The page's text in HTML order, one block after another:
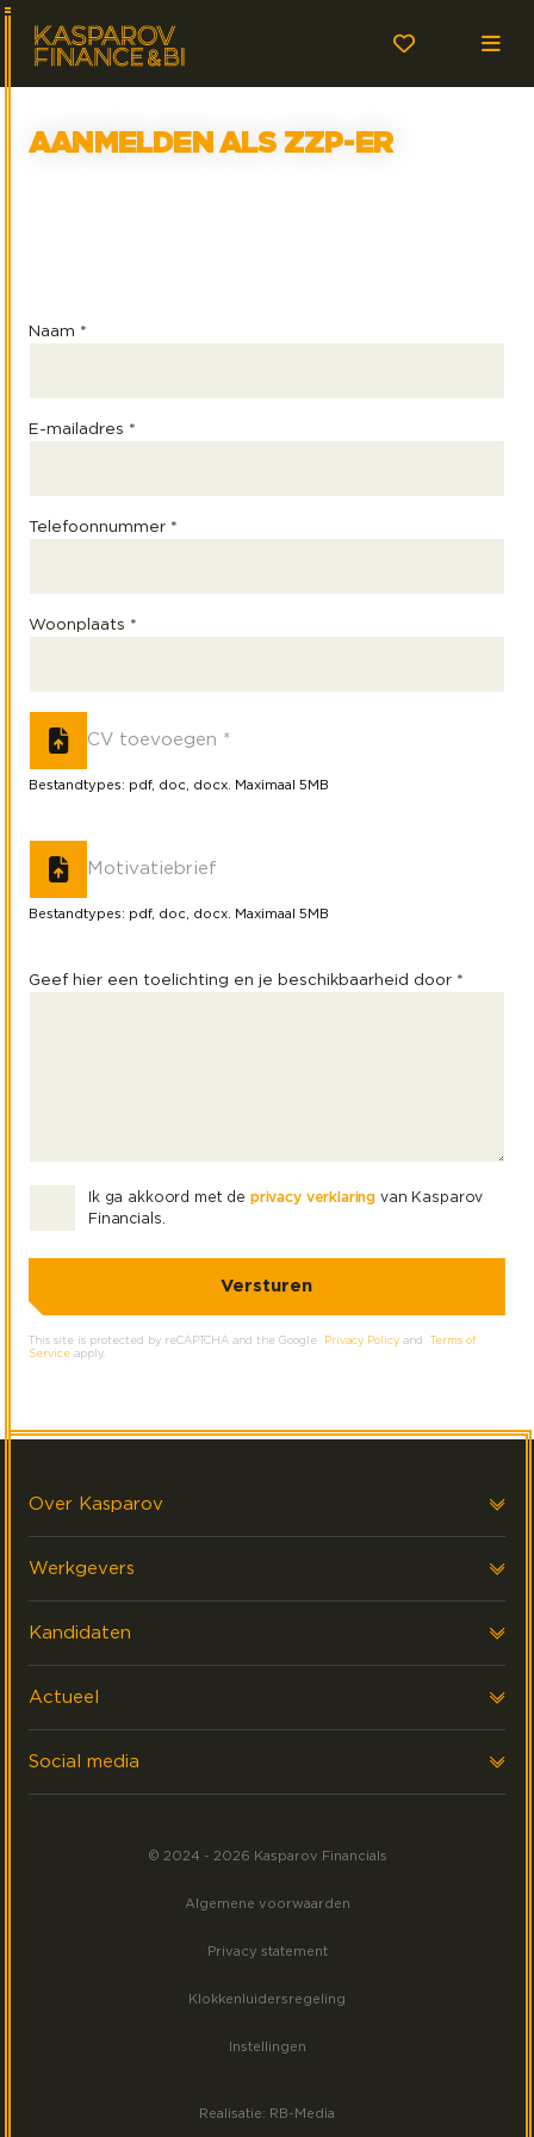
AANMELDEN ALS ZZP-ER
Naam *
E-mailadres *
Telefoonnummer *
Woonplaats *
CV toevoegen *
Bestandtypes: pdf, doc, docx. Maximaal 5MB
Motivatiebrief
Bestandtypes: pdf, doc, docx. Maximaal 5MB
Geef hier een toelichting en je beschikbaarheid door *
Ik ga akkoord met de privacy verklaring van Kasparov
Financials.
This site is protected by reCAPTCHA and the Google Privacy Policy and
Terms of
Service apply.
Over Kasparov
Over ons
FAQ & Contact
Werkgevers
Voor werkgevers
Werving & Selectie
Kandidaten
Voor kandidaten
Actueel
Laatste nieuws
Meest gezocht
Social media
© 2024 - 2026 Kasparov Financials
Algemene voorwaarden
Privacy statement
Klokkenluidersregeling
Instellingen
Realisatie: RB-Media